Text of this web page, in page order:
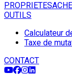
PROPRIETES
OUTILS
Calculateur
Taxe de
CONTACT